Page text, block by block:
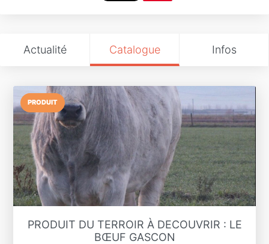
Actualité Catalogue Infos
PRODUIT
PRODUIT DU TERROIR À DECOUVRIR : LE
BŒUF GASCON